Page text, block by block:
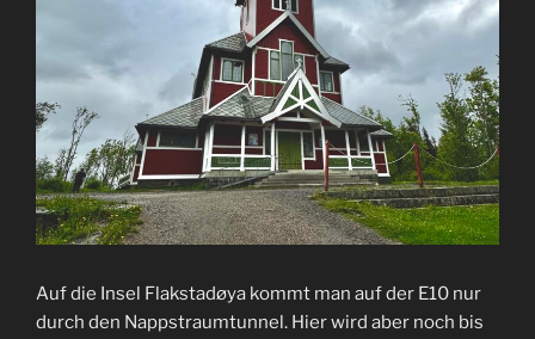
Auf die Insel Flakstadøya kommt man auf der E10 nur
durch den Nappstraumtunnel. Hier wird aber noch bis